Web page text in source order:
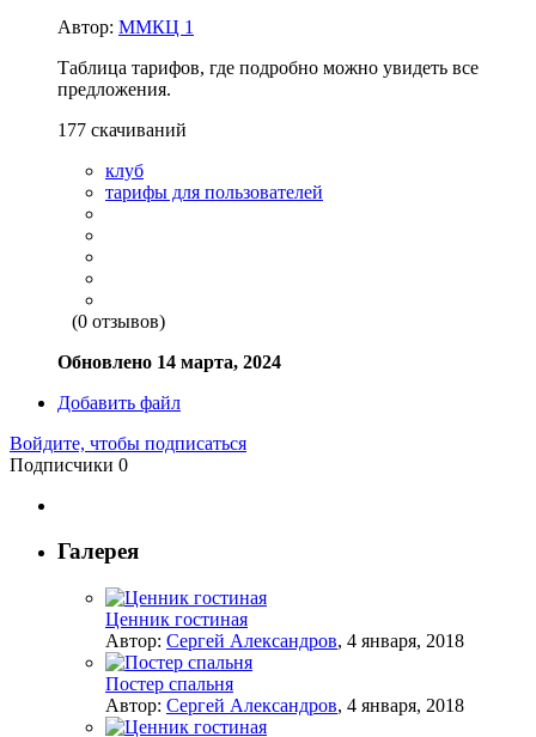
Автор: ММКЦ 1
Таблица тарифов, где подробно можно увидеть все
предложения.
177 скачиваний
клуб
тарифы для пользователей
(0 отзывов)
Обновлено 14 марта, 2024
Добавить файл
Войдите, чтобы подписаться
Подписчики 0
Галерея
Ценник гостиная
Автор: Сергей Александров, 4 января, 2018
Постер спальня
Автор: Сергей Александров, 4 января, 2018